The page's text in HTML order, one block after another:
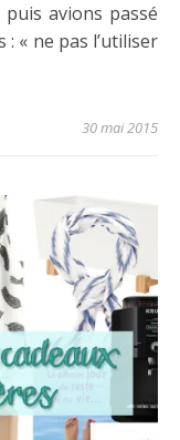
avions passé
« ne pas l’utiliser
30 mai 2015